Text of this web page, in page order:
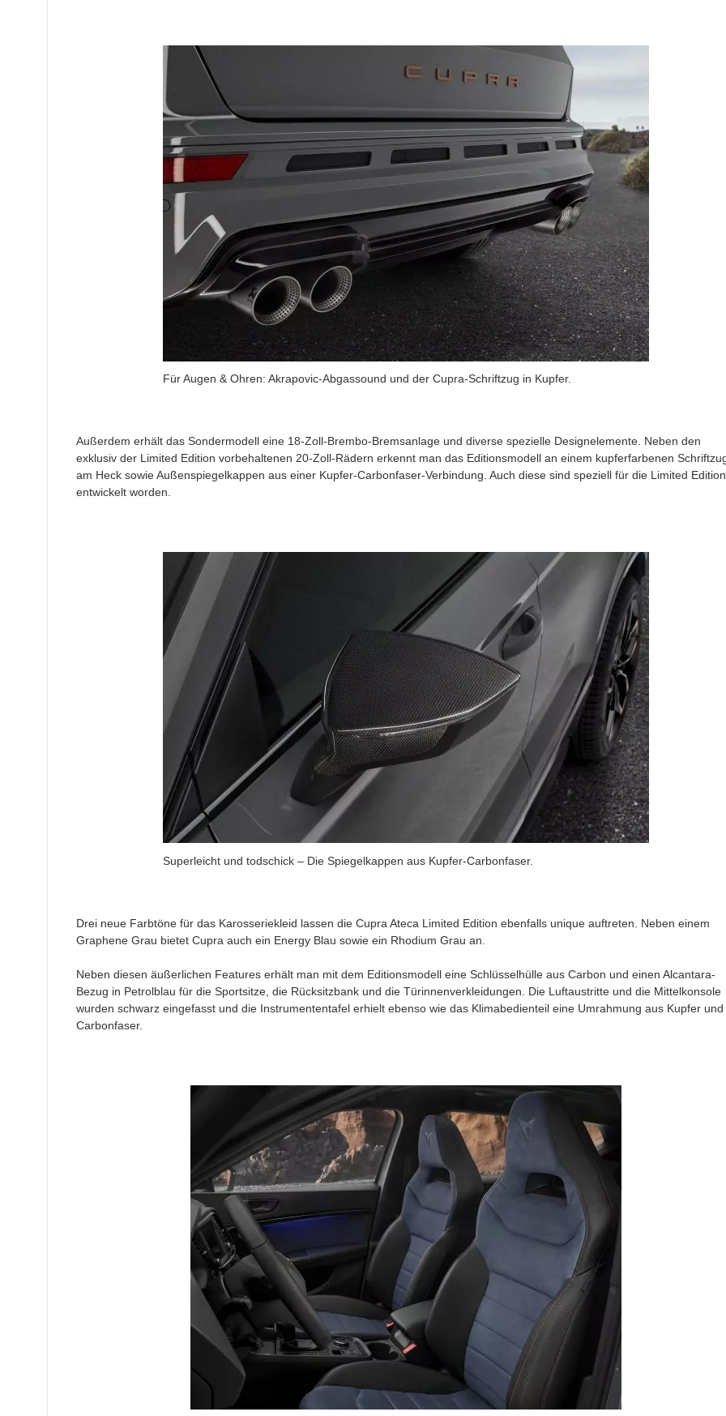
Für Augen & Ohren: Akrapovic-Abgassound und der Cupra-Schriftzug in Kupfer.
Außerdem erhält das Sondermodell eine 18-Zoll-Brembo-Bremsanlage und diverse spezielle Designelemente. Neben den
exklusiv der Limited Edition vorbehaltenen 20-Zoll-Rädern erkennt man das Editionsmodell an einem kupferfarbenen
am Heck sowie Außenspiegelkappen aus einer Kupfer-Carbonfaser-Verbindung. Auch diese sind speziell für die Limited Edition
entwickelt worden.
Superleicht und todschick – Die Spiegelkappen aus Kupfer-Carbonfaser.
Drei neue Farbtöne für das Karosseriekleid lassen die Cupra Ateca Limited Edition ebenfalls unique auftreten. Neben einem
Graphene Grau bietet Cupra auch ein Energy Blau sowie ein Rhodium Grau an.
Neben diesen äußerlichen Features erhält man mit dem Editionsmodell eine Schlüsselhülle aus Carbon und einen Alcantara-
Bezug in Petrolblau für die Sportsitze, die Rücksitzbank und die Türinnenverkleidungen. Die Luftaustritte und die Mittelkonsole
wurden schwarz eingefasst und die Instrumententafel erhielt ebenso wie das Klimabedienteil eine Umrahmung aus Kupfer und
Carbonfaser.